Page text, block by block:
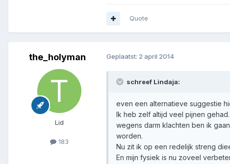
Quote
the_holyman
Lid
183
Geplaatst: 2 april 2014
schreef Lindaja:
even een alternatieve suggestie
Ik heb zelf altijd veel pijnen
wegens darm klachten ben ik
worden.
Nu zit ik op een redelijk streng
En mijn fysiek is nu zoveel